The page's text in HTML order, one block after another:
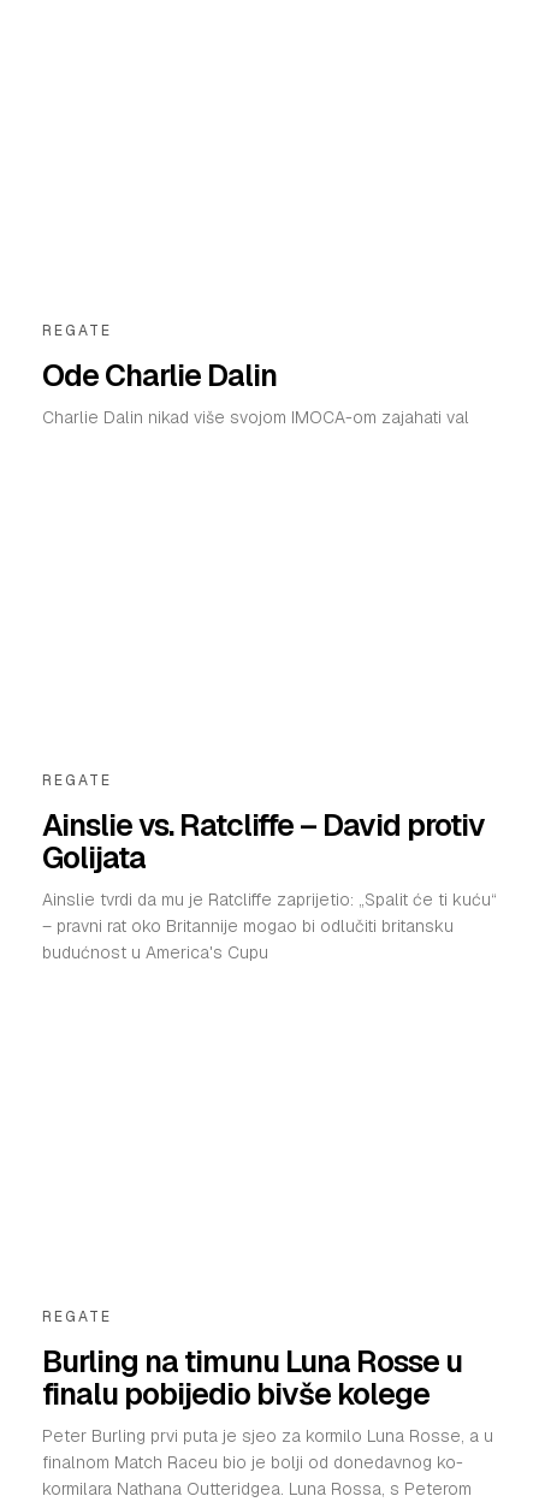
REGATE
Ode Charlie Dalin
Charlie Dalin nikad više svojom IMOCA-om zajahati val
REGATE
Ainslie vs. Ratcliffe – David protiv
Golijata
Ainslie tvrdi da mu je Ratcliffe zaprijetio: „Spalit će ti kuću“
– pravni rat oko Britannije mogao bi odlučiti britansku
budućnost u America's Cupu
REGATE
Burling na timunu Luna Rosse u
finalu pobijedio bivše kolege
Peter Burling prvi puta je sjeo za kormilo Luna Rosse, a u
finalnom Match Raceu bio je bolji od donedavnog ko-
kormilara Nathana Outteridgea. Luna Rossa, s Peterom